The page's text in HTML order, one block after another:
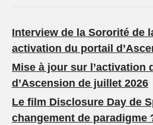
Interview de la Sororité de
activation du portail
Mise à jour sur l’activation
d’Ascension de juillet 2026
Le film Disclosure Day de
changement de paradigme